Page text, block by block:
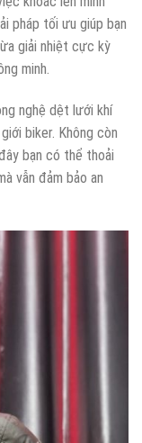
pháp tối ưu giúp bạn
giải nhiệt cực kỳ
minh.
nghệ dệt lưới khí
biker. Không còn
bạn có thể thoải
vẫn đảm bảo an